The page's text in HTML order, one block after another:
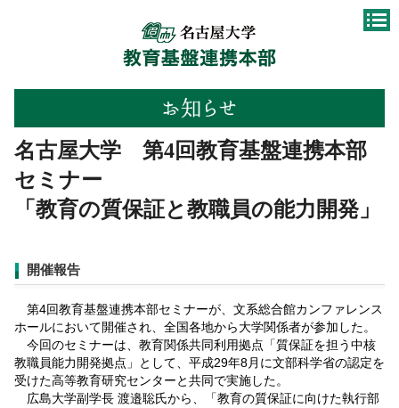
名古屋大学 第4回教育基盤連携本部
セミナー
「教育の質保証と教職員の能力開発」
開催報告
第4回教育基盤連携本部セミナーが、文系総合館カンファレンス
ホールにおいて開催され、全国各地から大学関係者が参加した。
今回のセミナーは、教育関係共同利用拠点「質保証を担う中核
教職員能力開発拠点」として、平成29年8月に文部科学省の認定を
受けた高等教育研究センターと共同で実施した。
広島大学副学長 渡邉聡氏から、「教育の質保証に向けた執行部